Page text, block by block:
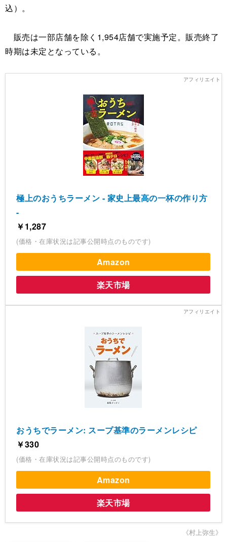
込）。
販売は一部店舗を除く1,954店舗で実施予定。販売終了
時期は未定となっている。
極上のおうちラーメン - 家史上最高の一杯の作り方
-
￥1,287
(価格・在庫状況は記事公開時点のものです)
Amazon
楽天市場
おうちでラーメン: スープ基準のラーメンレシピ
￥330
(価格・在庫状況は記事公開時点のものです)
Amazon
楽天市場
《村上弥生》